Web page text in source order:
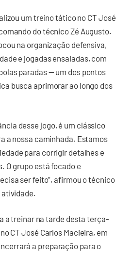
um treino tático no CT José
do técnico Zé Augusto.
na organização defensiva,
e jogadas ensaiadas, com
paradas — um dos pontos
busca aprimorar ao longo dos
desse jogo, é um clássico
a nossa caminhada. Estamos
para corrigir detalhes e
O grupo está focado e
ser feito”, afirmou o técnico
atividade.
a treinar na tarde desta terça-
CT José Carlos Macieira, em
a preparação para o